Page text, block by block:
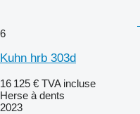
6
Kuhn hrb 303d
16 125 € TVA incluse
Herse à dents
2023